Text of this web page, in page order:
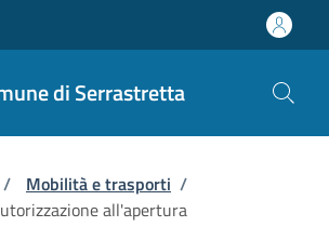
di Serrastretta
pane
/ Mobilità e trasporti /
all'apertura